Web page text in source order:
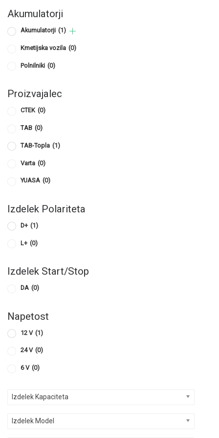
Akumulatorji
Akumulatorji (1)
Kmetijska vozila (0)
Polnilniki (0)
Proizvajalec
CTEK (0)
TAB (0)
TAB-Topla (1)
Varta (0)
YUASA (0)
Izdelek Polariteta
D+ (1)
L+ (0)
Izdelek Start/Stop
DA (0)
Napetost
12 V (1)
24 V (0)
6 V (0)
Izdelek Kapaciteta
Izdelek Model